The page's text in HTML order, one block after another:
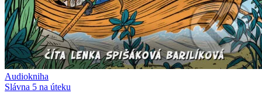
Audiokniha
Slávna 5 na úteku